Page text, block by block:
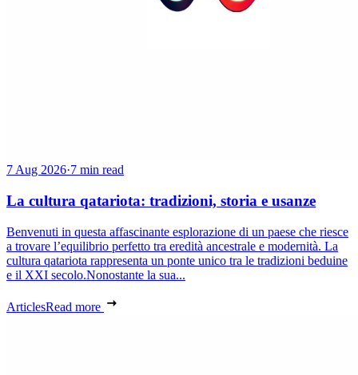
7 Aug 2026·7 min read
La cultura qatariota: tradizioni, storia e usanze
Benvenuti in questa affascinante esplorazione di un paese che riesce
a trovare l’equilibrio perfetto tra eredità ancestrale e modernità. La
cultura qatariota rappresenta un ponte unico tra le tradizioni beduine
e il XXI secolo.Nonostante la sua...
ArticlesRead more